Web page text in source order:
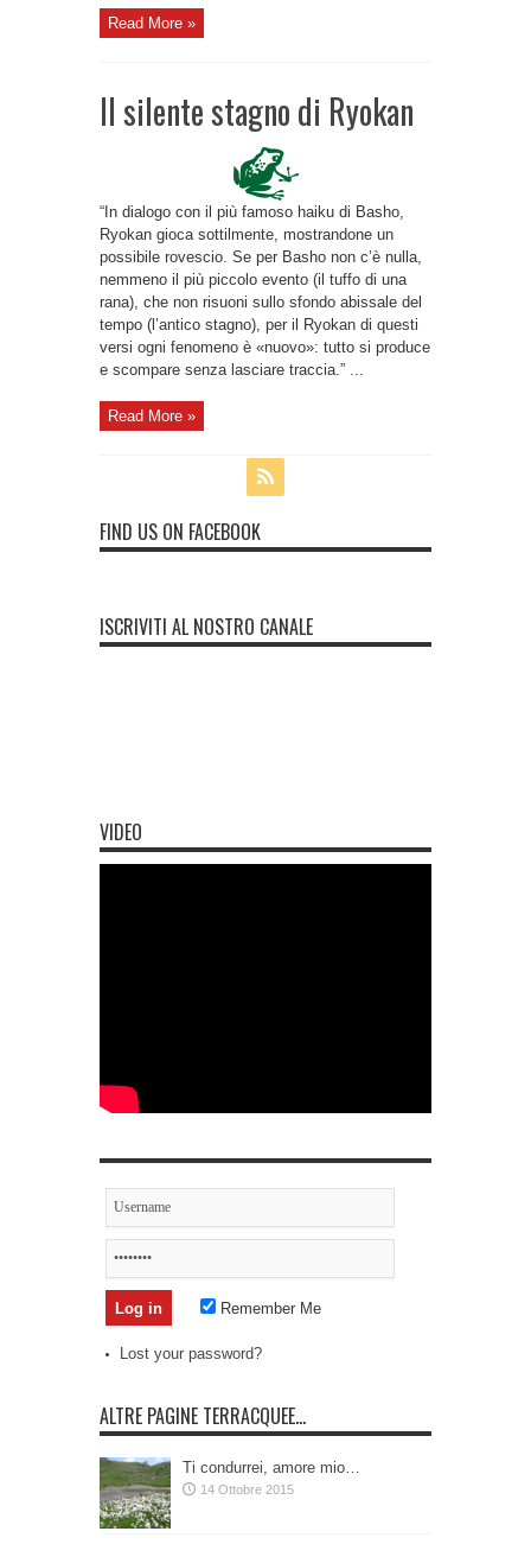
Read More »
Il silente stagno di Ryokan
“In dialogo con il più famoso haiku di Basho,
Ryokan gioca sottilmente, mostrandone un
possibile rovescio. Se per Basho non c’è nulla,
nemmeno il più piccolo evento (il tuffo di una
rana), che non risuoni sullo sfondo abissale del
tempo (l’antico stagno), per il Ryokan di questi
versi ogni fenomeno è «nuovo»: tutto si produce
e scompare senza lasciare traccia.” ...
Read More »
FIND US ON FACEBOOK
ISCRIVITI AL NOSTRO CANALE
VIDEO
Remember Me
Lost your password?
ALTRE PAGINE TERRACQUEE…
Ti condurrei, amore mio…
14 Ottobre 2015